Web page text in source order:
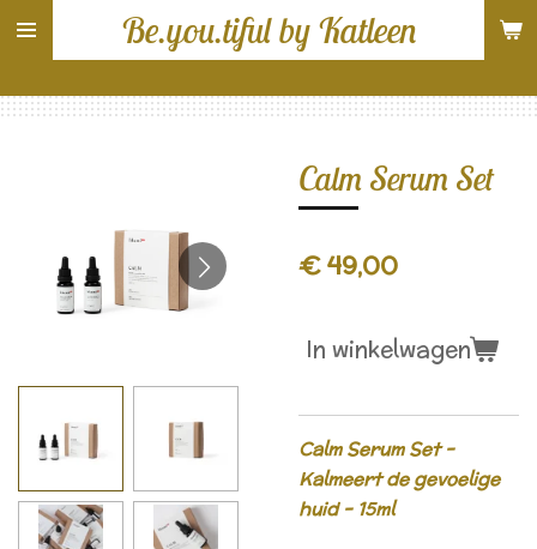
Ga
direct
de
Be.you.tiful by Katleen
Calm Serum Set
€ 49,00
In winkelwagen
Calm Serum Set -
Kalmeert de gevoelige
huid - 15ml